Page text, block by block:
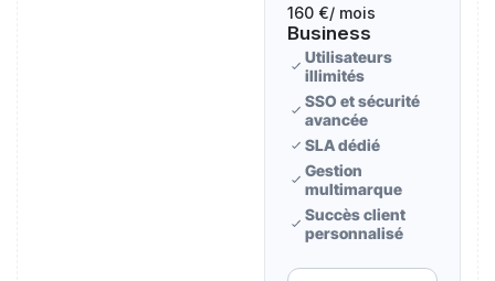
160 €/ mois
Business
Utilisateurs
illimités
SSO et sécurité
avancée
SLA dédié
Gestion
multimarque
Succès client
personnalisé